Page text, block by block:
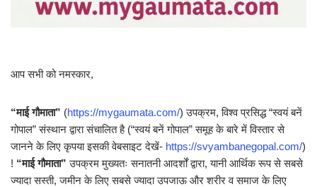
आप सभी को नमस्कार,
“माई गौमाता” (https://mygaumata.com/) उपक्रम, विश्व प्रसिद्ध “स्वयं बनें
गोपाल” संस्थान द्वारा संचालित है (“स्वयं बनें गोपाल” समूह के बारे में विस्तार से
जानने के लिए कृपया इसकी वेबसाइट देखें- https://svyambanegopal.com/)
! “माई गौमाता” उपक्रम मुख्यतः सनातनी आदर्शों द्वारा, यानी आर्थिक रूप से सबसे
ज्यादा सस्ती, जमीन के लिए सबसे ज्यादा उपजाऊ और शरीर व समाज के लिए